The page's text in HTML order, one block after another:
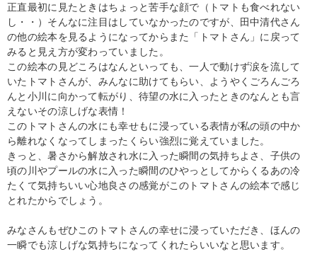
正直最初に見たときはちょっと苦手な顔で（トマトも食べれない
し・・）そんなに注目はしていなかったのですが、田中清代さん
の他の絵本を見るようになってからまた「トマトさん」に戻って
みると見え方が変わっていました。
この絵本の見どころはなんといっても、一人で動けず涙を流して
いたトマトさんが、みんなに助けてもらい、ようやくごろんごろ
んと小川に向かって転がり、待望の水に入ったときのなんとも言
えないその涼しげな表情！
このトマトさんの水にも幸せもに浸っている表情が私の頭の中か
ら離れなくなってしまったくらい強烈に覚えていました。
きっと、暑さから解放され水に入った瞬間の気持ちよさ、子供の
頃の川やプールの水に入った瞬間のひやっとしてからくるあの冷
たくて気持ちいい心地良さの感覚がこのトマトさんの絵本で感じ
とれたからでしょう。
みなさんもぜひこのトマトさんの幸せに浸っていただき、ほんの
一瞬でも涼しげな気持ちになってくれたらいいなと思います。